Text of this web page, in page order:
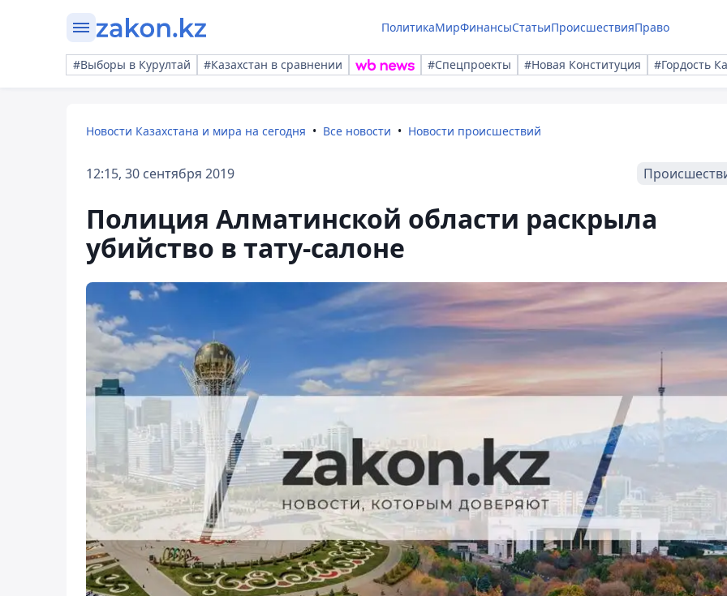
ПолитикаМирФинансыСтатьиПроисшествияПраво
#Выборы в Курултай #Казахстан в сравнении #Спецпроекты #Новая Конституция #Гордость
Новости Казахстана и мира на сегодня Все новости Новости происшествий
12:15, 30 сентября 2019
Полиция Алматинской области раскрыла
убийство в тату-салоне